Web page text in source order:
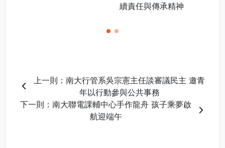
續責任與傳承精神
上一則：南大行管系吳宗憲主任談審議民主 邀青
年以行動參與公共事務
下一則：南大聯電課輔中心手作龍舟 孩子乘夢啟
航迎端午